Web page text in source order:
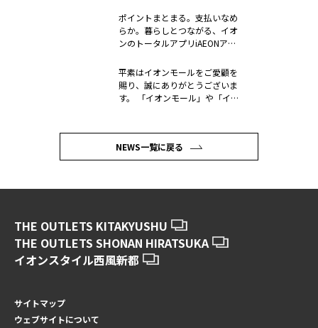
ポイントまとまる。支払いなめ
らか。暮らしとつながる、イオ
ンのトータルアプリiAEONアプ
平素はイオンモールをご愛顧を
賜り、誠にありがとうございま
す。 「イオンモール」や「イオ
NEWS一覧に戻る
THE OUTLETS KITAKYUSHU
THE OUTLETS SHONAN HIRATSUKA
イオンスタイル西風新都
サイトマップ
ウェブサイトについて